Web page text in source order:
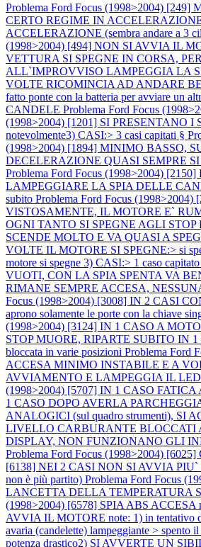
Problema Ford Focus (1998>2004) [249]
CERTO REGIME IN
ACCELERAZIONE (sembra andare a 3
(1998>2004) [494] NON SI AVVIA IL
VETTURA SI SPEGNE IN CORSA,
ALL`IMPROVVISO LAMPEGGIA LA
VOLTE RICOMINCIA AD ANDARE
fatto ponte con la batteria per avviare un
CANDELE Problema Ford Focus
(1998>2004) [1201] SI PRESENTANO I
notevolmente3) CASI:> 3 casi capitati §
(1998>2004) [1894] MINIMO BASSO,
DECELERAZIONE QUASI SEMPRE SI
Problema Ford Focus (1998>2004)
LAMPEGGIARE LA SPIA DELLE
subito Problema Ford Focus
VISTOSAMENTE, IL MOTORE E`
OGNI TANTO SI SPEGNE AGLI STOP
SCENDE MOLTO E VA QUASI A
VOLTE IL MOTORE SI SPEGNE:> si
motore si spegne 3) CASI:> 1 caso capitato
VUOTI, CON LA SPIA SPENTA VA
RIMANE SEMPRE ACCESA,
Focus (1998>2004) [3008] IN 2 CASI
aprono solamente le porte con la
(1998>2004) [3124] IN 1 CASO A
STOP MUORE, RIPARTE SUBITO IN 1
bloccata in varie posizioni Problema Ford
ACCESA MINIMO INSTABILE E A
AVVIAMENTO E LAMPEGGIA IL
(1998>2004) [5707] IN 1 CASO
1 CASO DOPO AVERLA
ANALOGICI (sul quadro strumenti), SI
LIVELLO CARBURANTE BLOCCATI
DISPLAY, NON FUNZIONANO GLI
Problema Ford Focus (1998>2004)
[6138] NEI 2 CASI NON SI AVVIA PIU`
non è più partito) Problema Ford Focus
LANCETTA DELLA TEMPERATURA
(1998>2004) [6578] SPIA ABS ACCESA
AVVIA IL MOTORE note: 1) in tentativo
avaria (candelette) lampeggiante > spento
potenza drastico2) SI AVVERTE UN